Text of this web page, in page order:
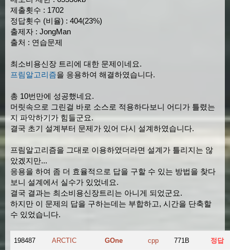
제출횟수 : 1702
정답횟수 (비율) : 404(23%)
출제자 : JongMan
출처 : 연습문제
최소비용신장 트리에 대한 문제이네요.
프림알고리즘을 응용하여 해결하였습니다.
총 10번만에 성공했네요.
머릿속으로 그린걸 바로 소스로 적용하다보니 어디가 틀렸는
지 파악하기가 힘들군요.
결국 초기 설계부터 문제가 있어 다시 설계하였습니다.
프림알고리즘을 그대로 이용하였더라면 설계가 틀리지는 않
았겠지만...
응용을 하여 좀 더 효율적으로 답을 구할 수 있는 방법을 찾다
보니 설계에서 실수가 있었네요.
결국 결과는 최소비용신장트리는 아니게 되었군요.
하지만 이 문제의 답을 구하는데는 부합하고, 시간을 단축할
수 있었습니다.
198487 ARCTIC GOne cpp 771B 정답